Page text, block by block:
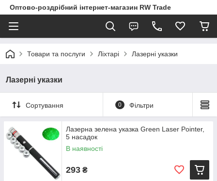
Оптово-роздрібний інтернет-магазин RW Trade
Товари та послуги Ліхтарі Лазерні указки
Лазерні указки
Сортування 0 Фільтри
Лазерна зелена указка Green Laser Pointer,
5 насадок
В наявності
293 ₴